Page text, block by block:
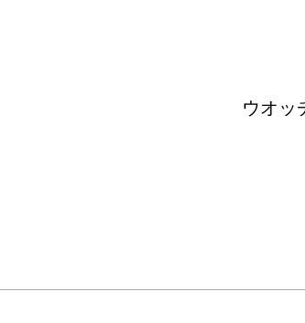
ちは、私の心を揺
な気持ちで「布の
ウオッ